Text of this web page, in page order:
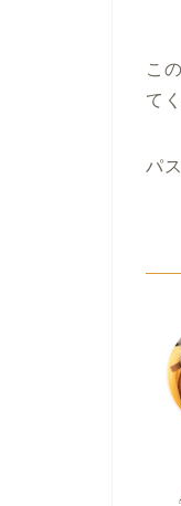
こ
て
パ